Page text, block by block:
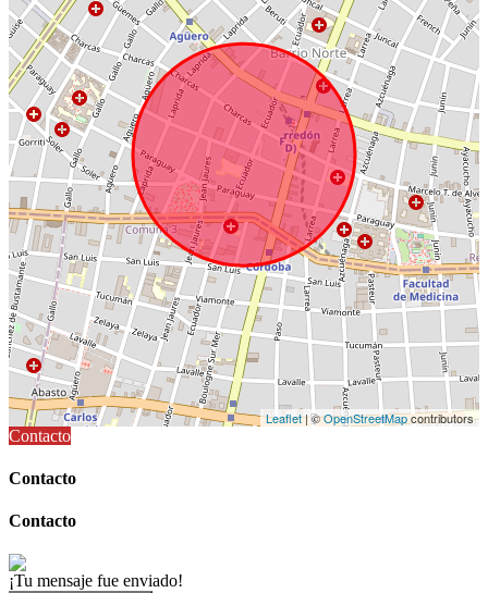
Leaflet| ©OpenStreetMapcontributors
Contacto
Contacto
Contacto
¡Tu mensaje fue enviado!